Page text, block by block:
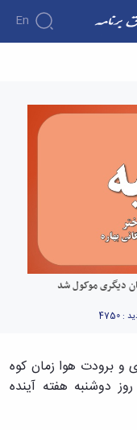
En
بدنی
دیگری موکول شد
: 4750
و برودت هوا زمان کوه
دوشنبه هفته آینده